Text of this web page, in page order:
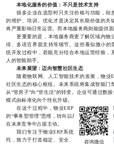
本地化服务的价值：不只是技术支持
很多企业在选型时只关注价格与功能，却
的维护、培训、优化才是决定其长期价值的
将严重影响日常运营。而本地服务商则能提供
更重要的是，本地服务商更了解区域内物
排、多语言界面支持等细节。这些看似微小的
统开发过程中，若能充分结合本地运营经验
人的智能助手。
未来展望：迈向智慧社区生态
随着物联网、人工智能技术的发展，物业
社区生态的核心枢纽。未来系统将集成智能
从“管房子”向“管生活”的转变。企业可通过数
模式由标准化向个性化升级。
在这个过程中，物业ERP系统开发不仅是
的“事务型管理”思维，转向以用户为中心的服
在未来竞争中占据主动。
我们专注于物业ERP系统开发领域多年，
托，致力于打造稳定、安全、易用的一体化